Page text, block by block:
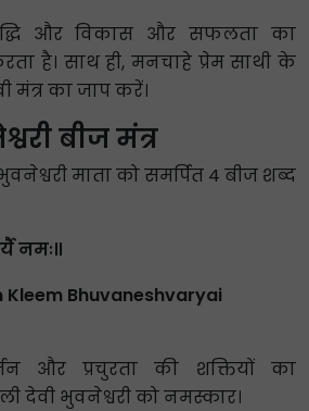
और विकास और सफलता का
है। साथ ही, मनचाहे प्रेम साथी के
मंत्र का जाप करें।
बीज मंत्र
माता को समर्पित 4 बीज शब्द
नमः॥
Kleem Bhuvaneshvaryai
और प्रचुरता की शक्तियों का
देवी भुवनेश्वरी को नमस्कार।